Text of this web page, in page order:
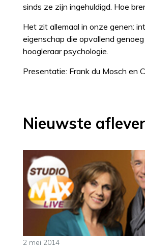
sinds ze zijn ingehuldigd. Hoe
Het zit allemaal in onze genen:
eigenschap die opvallend
hoogleraar psychologie.
Presentatie: Frank du Mosch en
Nieuwste
2 mei 2014